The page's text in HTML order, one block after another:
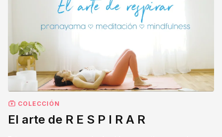
COLECCIÓN
El arte de R E S P I R A R